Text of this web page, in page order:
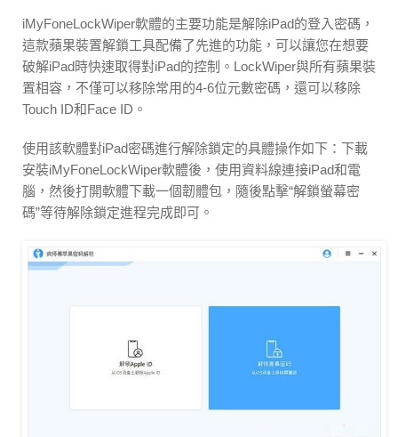
iMyFoneLockWiper軟體的主要功能是解除iPad的登入密碼，
這款蘋果裝置解鎖工具配備了先進的功能，可以讓您在想要
破解iPad時快速取得對iPad的控制。LockWiper與所有蘋果裝
置相容，不僅可以移除常用的4-6位元數密碼，還可以移除
Touch ID和Face ID。
使用該軟體對iPad密碼進行解除鎖定的具體操作如下：下載
安裝iMyFoneLockWiper軟體後，使用資料線連接iPad和電
腦，然後打開軟體下載一個韌體包，隨後點擊“解鎖螢幕密
碼”等待解除鎖定進程完成即可。